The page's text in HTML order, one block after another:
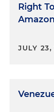
Right
JULY